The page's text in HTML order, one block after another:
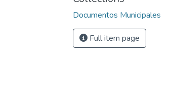
Documentos Municipales
Full item page